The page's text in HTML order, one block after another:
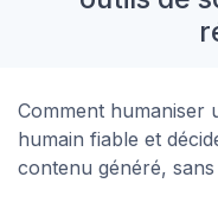
Comment humaniser
humain fiable et
contenu généré,